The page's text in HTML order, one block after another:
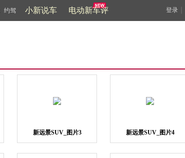
约驾 小新说车 电动新车评 登录
新远景SUV_图片3 新远景SUV_图片4